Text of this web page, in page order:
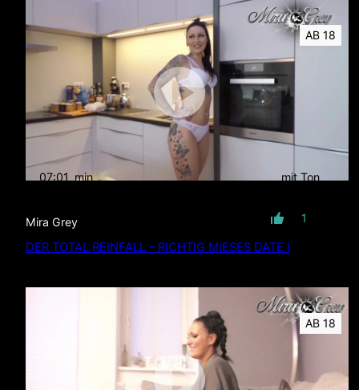
AB 18
07:01 min mit Ton
Mira Grey 1
DER TOTAL REINFALL – RICHTIG MIESES DATE !
AB 18